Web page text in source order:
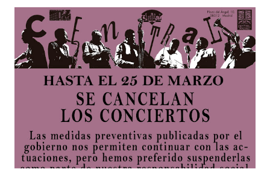
declaración de la Renta para poder costear una mínima parte del
festival. Lúdicos pasos a seguir: Mediados de octubre. La duda
nos embarga. Visitamos la página web oficial del festival. Nada.
Había que probar; nunca se sabe. Si tenemos una intuición,
visitamos el programa de conciertos de ese músico que nos da
en la nariz que viene este año. Al menos así, sabremos la fecha.
Si quedan dos semanas para que empiece el ...